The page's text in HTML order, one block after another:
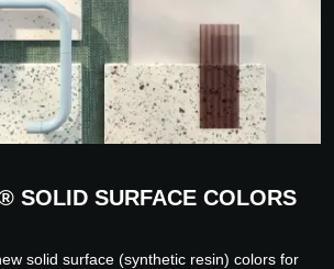
SOLID SURFACE COLORS
solid surface (synthetic resin) colors for